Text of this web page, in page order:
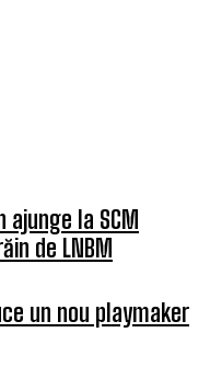
la SCM
de LNBM
un nou playmaker